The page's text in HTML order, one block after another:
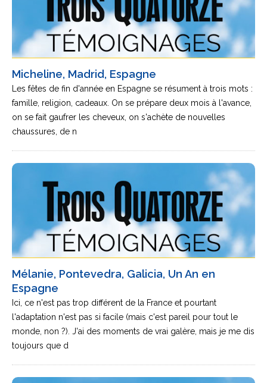
Micheline, Madrid, Espagne
Les fêtes de fin d'année en Espagne se résument à trois mots :
famille, religion, cadeaux. On se prépare deux mois à l'avance,
on se fait gaufrer les cheveux, on s'achète de nouvelles
chaussures, de n
Mélanie, Pontevedra, Galicia, Un An en
Espagne
Ici, ce n'est pas trop différent de la France et pourtant
l'adaptation n'est pas si facile (mais c'est pareil pour tout le
monde, non ?). J'ai des moments de vrai galère, mais je me dis
toujours que d